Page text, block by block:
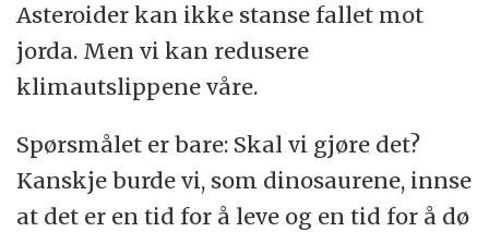
Asteroider kan ikke stanse fallet mot
jorda. Men vi kan redusere
klimautslippene våre.
Spørsmålet er bare: Skal vi gjøre det?
Kanskje burde vi, som dinosaurene, innse
at det er en tid for å leve og en tid for å dø